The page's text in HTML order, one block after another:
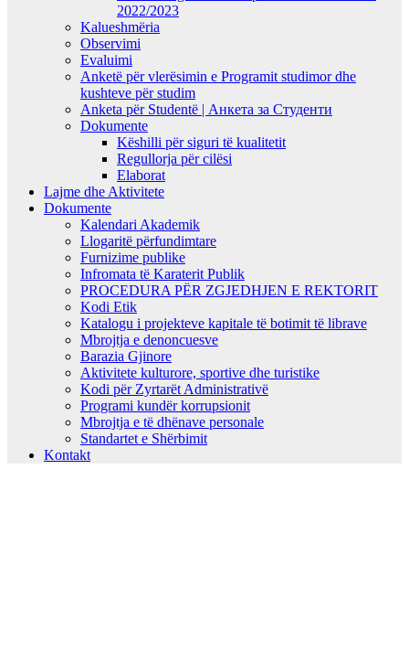
2022/2023
Kalueshmëria
Observimi
Evaluimi
Anketë për vlerësimin e Programit studimor dhe
kushteve për studim
Anketa për Studentë | Анкета за Студенти
Dokumente
Këshilli për siguri të kualitetit
Regullorja për cilësi
Elaborat
Lajme dhe Aktivitete
Dokumente
Kalendari Akademik
Llogaritë përfundimtare
Furnizime publike
Infromata të Karaterit Publik
PROCEDURA PËR ZGJEDHJEN E REKTORIT
Kodi Etik
Katalogu i projekteve kapitale të botimit të librave
Mbrojtja e denoncuesve
Barazia Gjinore
Aktivitete kulturore, sportive dhe turistike
Kodi për Zyrtarët Administrativë
Programi kundër korrupsionit
Mbrojtja e të dhënave personale
Standartet e Shërbimit
Kontakt